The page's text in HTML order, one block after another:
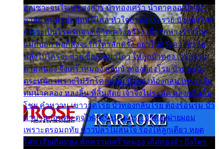
ออเซาะจนใจเบา สงสาร บัวทองเศร้า น้ำตาคลอเบ้า เฝ้า
อาลัย หนุ่มรูปหล่อหนีไกล หัวใจบัวทองระรวย บัวทองโศก
เพราะเป็นโรครักจาง ชีวิตเคว้งคว้าง เมื่อรักห่างร้างไกล
แม่ก็บอก พ่อก็สั่งจะรักใครสักครั้ง อย่าไปหวังความรวย
พลั้งไปใครจะช่วย ซื้อเปลมาไกว ให้ลูกบัวทอง เวรกรรม
ตามสนอง จึงเศร้าหมอง กลีบบัวทองต้องโรย บัวทองไม่
ตระหนัก เพราะไม่รักโคลนตม บัวทองท้องกลม เพราะลืม
ตมน้ำคลอง หลงลิ้น ที่สิ้นสัตย์ เจ้าจึงไม่ระมัด หลงกลิ่นลิ้น
โชย คำหวาน เขาวาดโรย บัวทองกลีบโรย ต้องร้อนรุม บัว
มาบานก่อนตูม ดุจไฟสุมร้อนรุมอุรา บัวทองผ่ายผอม
เพราะตรอมฤทัย ข้าวปลาไม่สนใจ ร้องไห้ลูกเดียว หยุด
โศก เสียเถิดทอง พักความเศร้าหมอง เถิดทองจ๋า ถึงใคร